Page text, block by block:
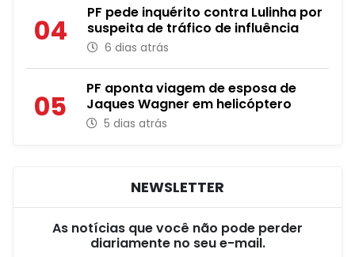
04
PF pede inquérito contra Lulinha por
suspeita de tráfico de influência
6 dias atrás
05
PF aponta viagem de esposa de
Jaques Wagner em helicóptero
5 dias atrás
NEWSLETTER
As notícias que você não pode perder
diariamente no seu e-mail.